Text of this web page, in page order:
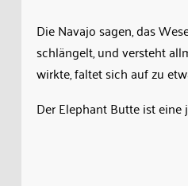
Die Navajo sagen, das
schlängelt, und versteht
wirkte, faltet sich auf zu
Der Elephant Butte ist